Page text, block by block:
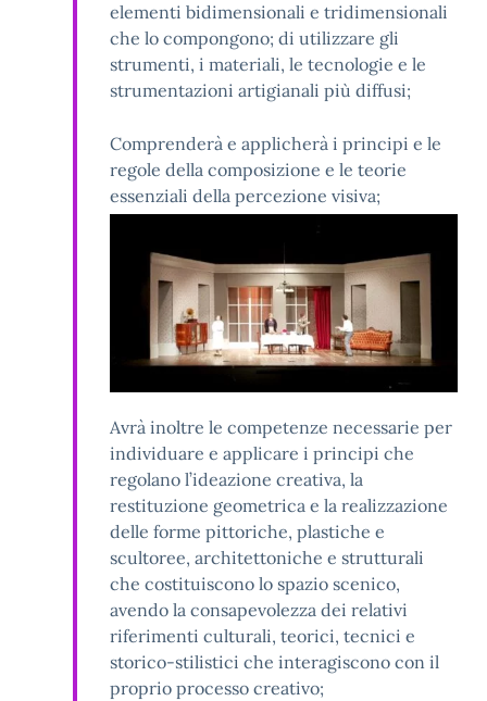
elementi bidimensionali e tridimensionali
che lo compongono; di utilizzare gli
strumenti, i materiali, le tecnologie e le
strumentazioni artigianali più diffusi;
Comprenderà e applicherà i principi e le
regole della composizione e le teorie
essenziali della percezione visiva;
Avrà inoltre le competenze necessarie per
individuare e applicare i principi che
regolano l’ideazione creativa, la
restituzione geometrica e la realizzazione
delle forme pittoriche, plastiche e
scultoree, architettoniche e strutturali
che costituiscono lo spazio scenico,
avendo la consapevolezza dei relativi
riferimenti culturali, teorici, tecnici e
storico-stilistici che interagiscono con il
proprio processo creativo;